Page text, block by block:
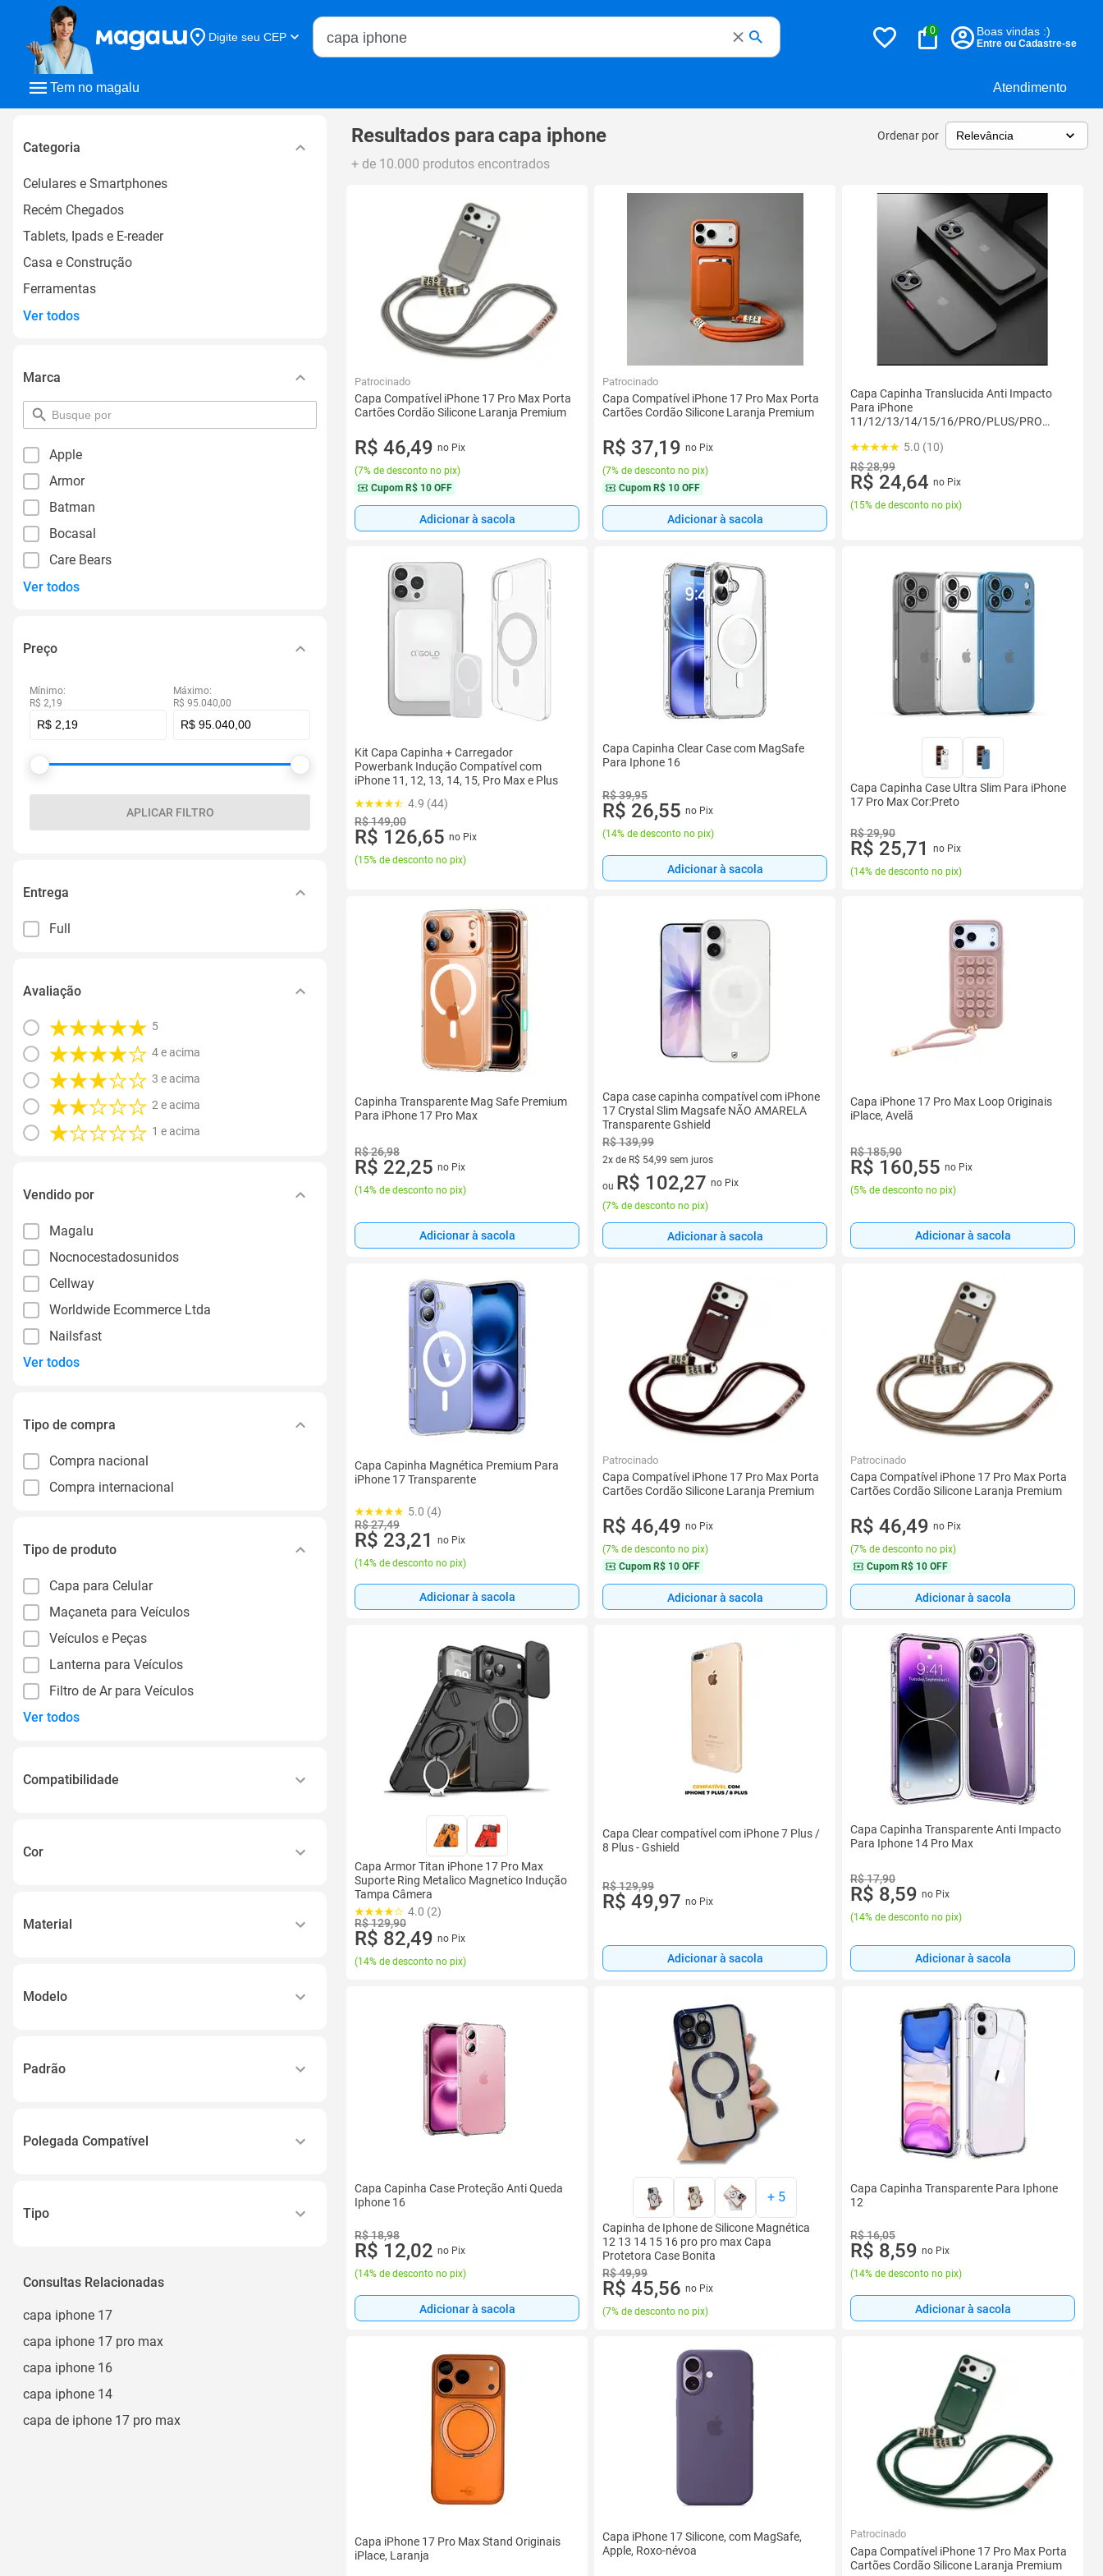
Tem no magalu Atendimento
Digite seu CEP
Buscar no Magalu
0 Boas vindas :)
Entre ou Cadastre-se
Categoria
Celulares e Smartphones
Recém Chegados
Tablets, Ipads e E-reader
Casa e Construção
Ferramentas
Ver todos
Marca
pesquisar
por
Apple
Armor
Batman
Bocasal
Care Bears
Ver todos
Preço
Mínimo:
R$ 2,19
Máximo:
R$ 95.040,00
APLICAR FILTRO
Entrega
Full
Avaliação
5
4 e acima
3 e acima
2 e acima
1 e acima
Vendido por
Magalu
Nocnocestadosunidos
Cellway
Worldwide Ecommerce Ltda
Nailsfast
Ver todos
Tipo de compra
Compra nacional
Compra internacional
Tipo de produto
Capa para Celular
Maçaneta para Veículos
Veículos e Peças
Lanterna para Veículos
Filtro de Ar para Veículos
Ver todos
Compatibilidade
Iphone 12 Mini
Cor
2
Material
Policarbonato
Modelo
Padrão
Polegada Compatível
Tipo
Capa
Consultas Relacionadas
capa iphone 17
capa iphone 17 pro max
capa iphone 16
capa iphone 14
capa de iphone 17 pro max
Resultados paracapa iphone Ordenar por
+ de 10.000 produtos encontrados
Patrocinado
Capa Compatível iPhone 17 Pro Max Porta
Cartões Cordão Silicone Laranja Premium
R$ 46,49 no Pix
(7% de desconto no pix)
Cupom R$ 10 OFF
Adicionar à sacola
Patrocinado
Capa Compatível iPhone 17 Pro Max Porta
Cartões Cordão Silicone Laranja Premium
R$ 37,19 no Pix
(7% de desconto no pix)
Cupom R$ 10 OFF
Adicionar à sacola
Capa Capinha Translucida Anti Impacto
Para iPhone
11/12/13/14/15/16/PRO/PLUS/PRO
5.0 (10)
R$ 28,99
R$ 24,64 no Pix
(15% de desconto no pix)
Kit Capa Capinha + Carregador
Powerbank Indução Compatível com
iPhone 11, 12, 13, 14, 15, Pro Max e Plus
4.9 (44)
R$ 149,00
R$ 126,65 no Pix
(15% de desconto no pix)
Capa Capinha Clear Case com MagSafe
Para Iphone 16
R$ 39,95
R$ 26,55 no Pix
(14% de desconto no pix)
Adicionar à sacola
Capa Capinha Case Ultra Slim Para iPhone
17 Pro Max Cor:Preto
R$ 29,90
R$ 25,71
no Pix
(14% de desconto no pix)
Capinha Transparente Mag Safe Premium
Para iPhone 17 Pro Max
R$ 26,98
R$ 22,25 no Pix
(14% de desconto no pix)
Adicionar à sacola
Capa case capinha compatível com iPhone
17 Crystal Slim Magsafe NÃO AMARELA
Transparente Gshield
R$ 139,99
2x de R$ 54,99 sem juros
2 vez de R$ 54,99 sem juros
ou R$ 102,27 no Pix
(7% de desconto no pix)
Adicionar à sacola
Capa iPhone 17 Pro Max Loop Originais
iPlace, Avelã
R$ 185,90
R$ 160,55 no Pix
(5% de desconto no pix)
Adicionar à sacola
Capa Capinha Magnética Premium Para
iPhone 17 Transparente
5.0 (4)
R$ 27,49
R$ 23,21
no Pix
(14% de desconto no pix)
Adicionar à sacola
Patrocinado
Capa Compatível iPhone 17 Pro Max Porta
Cartões Cordão Silicone Laranja Premium
R$ 46,49 no Pix
(7% de desconto no pix)
Cupom R$ 10 OFF
Adicionar à sacola
Patrocinado
Capa Compatível iPhone 17 Pro Max Porta
Cartões Cordão Silicone Laranja Premium
R$ 46,49 no Pix
(7% de desconto no pix)
Cupom R$ 10 OFF
Adicionar à sacola
Capa Armor Titan iPhone 17 Pro Max
Suporte Ring Metalico Magnetico Indução
Tampa Câmera
4.0 (2)
R$ 129,90
R$ 82,49 no Pix
(14% de desconto no pix)
Capa Clear compatível com iPhone 7 Plus /
8 Plus - Gshield
R$ 129,99
R$ 49,97 no Pix
Adicionar à sacola
Capa Capinha Transparente Anti Impacto
Para Iphone 14 Pro Max
R$ 17,90
R$ 8,59 no Pix
(14% de desconto no pix)
Adicionar à sacola
Capa Capinha Case Proteção Anti Queda
Iphone 16
R$ 18,98
R$ 12,02 no Pix
(14% de desconto no pix)
Adicionar à sacola
+ 5
Capinha de Iphone de Silicone Magnética
12 13 14 15 16 pro pro max Capa
Protetora Case Bonita
R$ 49,99
R$ 45,56 no Pix
(7% de desconto no pix)
Capa Capinha Transparente Para Iphone
12
R$ 16,05
R$ 8,59 no Pix
(14% de desconto no pix)
Adicionar à sacola
Capa iPhone 17 Pro Max Stand Originais
iPlace, Laranja
Capa iPhone 17 Silicone, com MagSafe,
Apple, Roxo-névoa
Patrocinado
Capa Compatível iPhone 17 Pro Max Porta
Cartões Cordão Silicone Laranja Premium